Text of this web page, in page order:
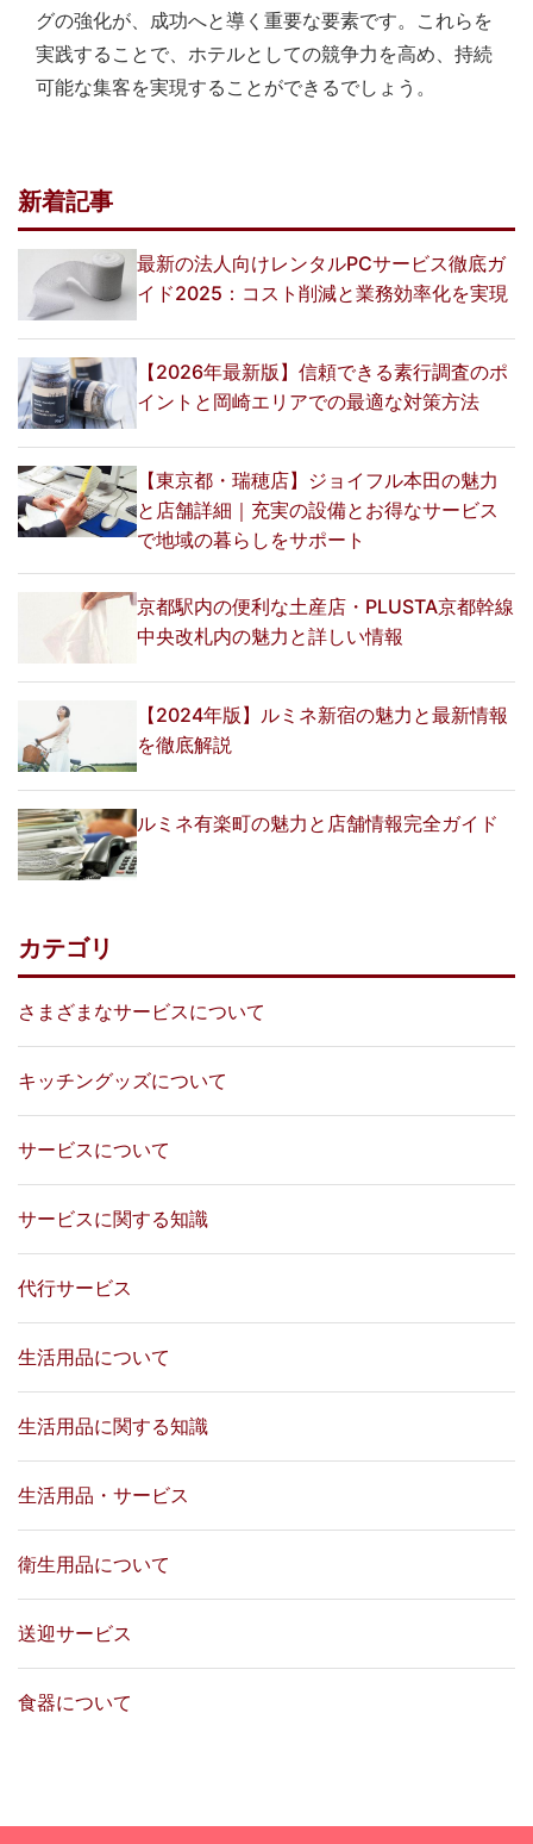
グの強化が、成功へと導く重要な要素です。これらを
実践することで、ホテルとしての競争力を高め、持続
可能な集客を実現することができるでしょう。
新着記事
最新の法人向けレンタルPCサービス徹底ガ
イド2025：コスト削減と業務効率化を実現
【2026年最新版】信頼できる素行調査のポ
イントと岡崎エリアでの最適な対策方法
【東京都・瑞穂店】ジョイフル本田の魅力
と店舗詳細｜充実の設備とお得なサービス
で地域の暮らしをサポート
京都駅内の便利な土産店・PLUSTA京都幹線
中央改札内の魅力と詳しい情報
【2024年版】ルミネ新宿の魅力と最新情報
を徹底解説
ルミネ有楽町の魅力と店舗情報完全ガイド
カテゴリ
さまざまなサービスについて
キッチングッズについて
サービスについて
サービスに関する知識
代行サービス
生活用品について
生活用品に関する知識
生活用品・サービス
衛生用品について
送迎サービス
食器について